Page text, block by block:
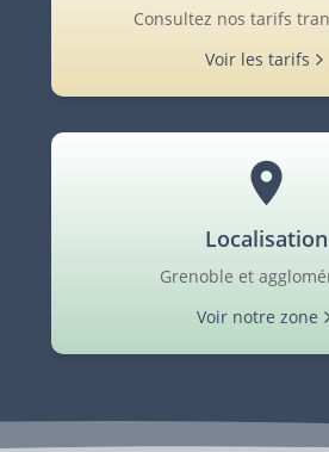
Consultez nos tarifs
Voir les tarifs
Localisation
Grenoble et
Voir notre zone